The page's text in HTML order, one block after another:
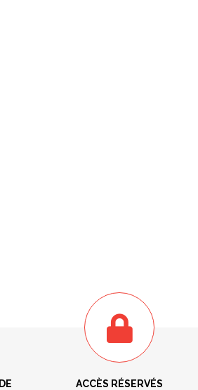
ACCÈS RÉSERVÉS